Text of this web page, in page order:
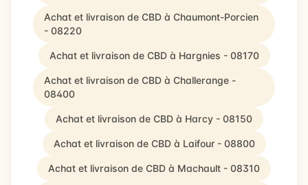
Achat et livraison de CBD à Chaumont-Porcien
- 08220
Achat et livraison de CBD à Hargnies - 08170
Achat et livraison de CBD à Challerange -
08400
Achat et livraison de CBD à Harcy - 08150
Achat et livraison de CBD à Laifour - 08800
Achat et livraison de CBD à Machault - 08310